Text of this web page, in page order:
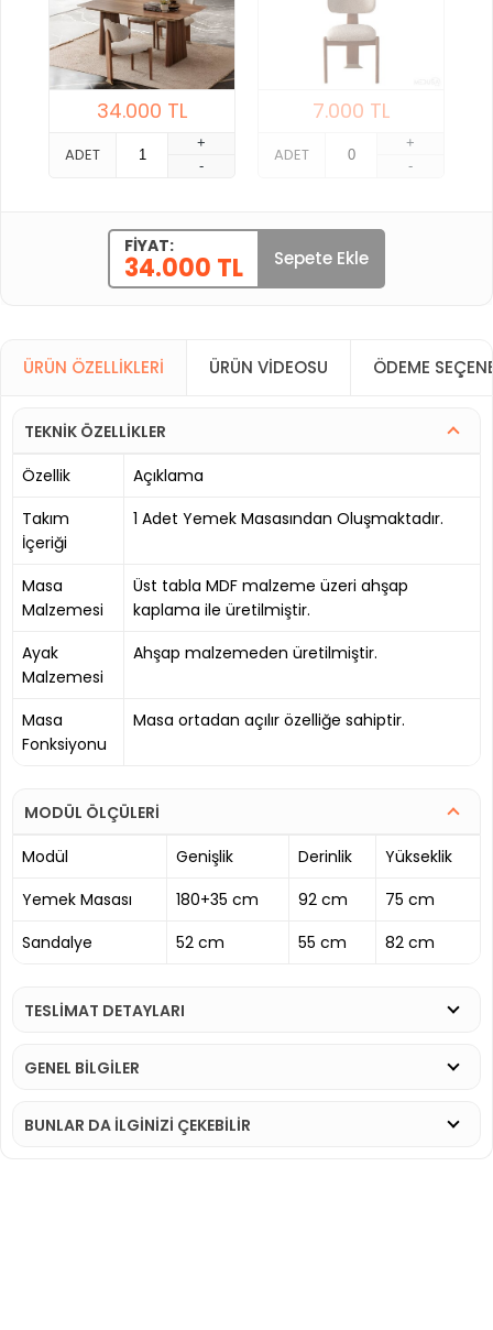
34.000 TL
ADET
+
-
7.000 TL
ADET
+
-
FIYAT:
34.000 TL Sepete Ekle
ÜRÜN ÖZELLIKLERI ÜRÜN VIDEOSU ÖDEME
TEKNİK ÖZELLİKLER
Özellik
Açıklama
Takım
İçeriği
1 Adet Yemek Masasından Oluşmaktadır.
Masa
Malzemesi
Üst tabla MDF malzeme üzeri ahşap
kaplama ile üretilmiştir.
Ayak
Malzemesi
Ahşap malzemeden üretilmiştir.
Masa
Fonksiyonu
Masa ortadan açılır özelliğe sahiptir.
MODÜL ÖLÇÜLERİ
Modül
Genişlik Derinlik
Yükseklik
Yemek Masası
180+35 cm 92 cm
75 cm
Sandalye
52 cm 55 cm 82 cm
TESLİMAT DETAYLARI
GENEL BİLGİLER
BUNLAR DA İLGINIZI ÇEKEBILIR